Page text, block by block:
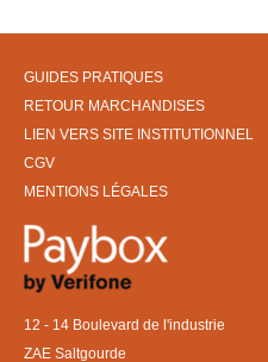
GUIDES PRATIQUES
RETOUR MARCHANDISES
LIEN VERS SITE INSTITUTIONNEL
CGV
MENTIONS LÉGALES
12 - 14 Boulevard de l'industrie
ZAE Saltgourde